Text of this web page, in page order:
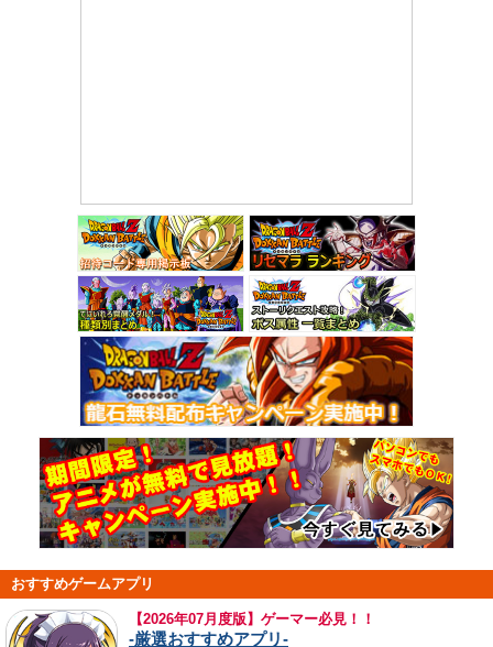
おすすめゲームアプリ
【2026年07月度版】ゲーマー必見！！
-厳選おすすめアプリ-